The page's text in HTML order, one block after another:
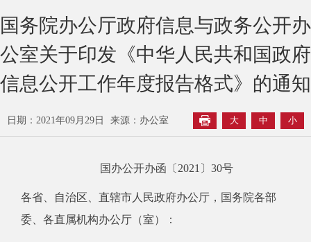
国务院办公厅政府信息与政务公开办
公室关于印发《中华人民共和国政府
信息公开工作年度报告格式》的通知
日期：2021年09月29日 来源：办公室 大 中 小
国办公开办函〔2021〕30号
各省、自治区、直辖市人民政府办公厅，国务院各部
委、各直属机构办公厅（室）：